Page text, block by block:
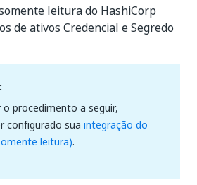
leitura do HashiCorp
de ativos Credencial e Segredo
procedimento a seguir,
configurado sua integração do
leitura).